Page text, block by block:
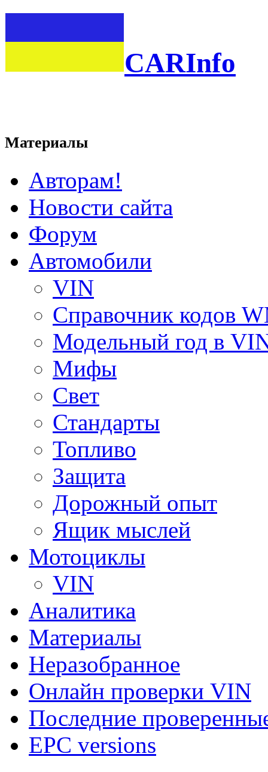
CARInfo
Материалы
Авторам!
Новости сайта
Форум
Автомобили
VIN
Справочник кодов
Модельный год в
Мифы
Свет
Стандарты
Топливо
Защита
Дорожный опыт
Ящик мыслей
Мотоциклы
VIN
Аналитика
Материалы
Неразобранное
Онлайн проверки VIN
Последние
EPC versions